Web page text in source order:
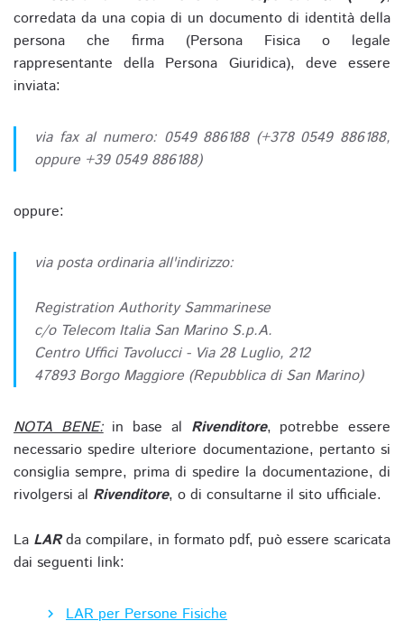
corredata da una copia di un documento di identità della
persona che firma (Persona Fisica o legale
rappresentante della Persona Giuridica), deve essere
inviata:
via fax al numero: 0549 886188 (+378 0549 886188,
oppure +39 0549 886188)
oppure:
via posta ordinaria all'indirizzo:
Registration Authority Sammarinese
c/o Telecom Italia San Marino S.p.A.
Centro Uffici Tavolucci - Via 28 Luglio, 212
47893 Borgo Maggiore (Repubblica di San Marino)
NOTA BENE:in base al Rivenditore, potrebbe essere
necessario spedire ulteriore documentazione, pertanto si
consiglia sempre, prima di spedire la documentazione, di
rivolgersi al Rivenditore, o di consultarne il sito ufficiale.
La LARda compilare, in formato pdf, può essere scaricata
dai seguenti link:
LAR per Persone Fisiche